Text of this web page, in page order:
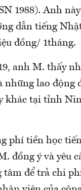
1988). Anh
dẫn tiếng
đồng/ 1tháng.
anh M. thấy
những lao động
khác tại tỉnh
phí tiền học
đồng ý và yêu
tâm để trả chi